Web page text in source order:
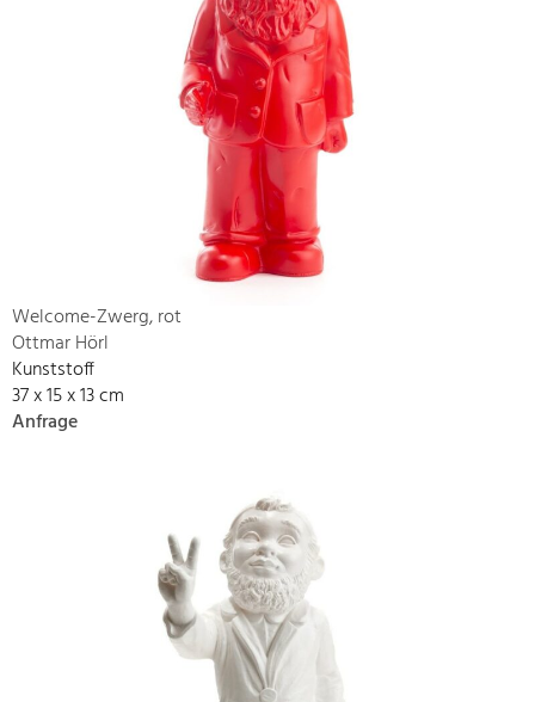
Welcome-Zwerg, rot
Ottmar Hörl
Kunststoff
37 x 15 x 13 cm
Anfrage